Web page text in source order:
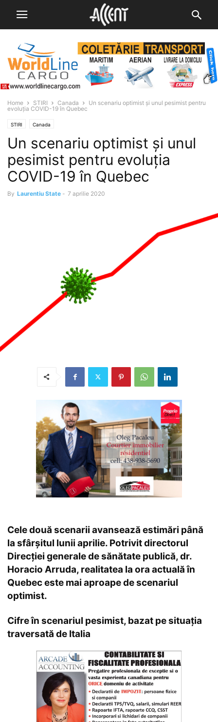
Home STIRI Canada
Un scenariu optimist și unul pesimist pentru
evoluția COVID-19 în Quebec
STIRI Canada
Un scenariu optimist și unul
pesimist pentru evoluția
COVID-19 în Quebec
By Laurentiu State - 7 aprilie 2020
Cele două scenarii avansează estimări până
la sfârșitul lunii aprilie. Potrivit directorul
Direcției generale de sănătate publică, dr.
Horacio Arruda, realitatea la ora actuală în
Quebec este mai aproape de scenariul
optimist.
Cifre în scenariul pesimist, bazat pe situația
traversată de Italia